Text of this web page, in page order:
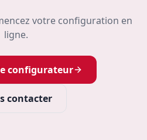
votre configuration en
ligne.
configurateur
contacter